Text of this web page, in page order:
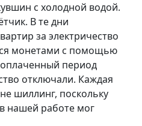
с холодной водой.
В те дни
за электричество
монетами с помощью
период
отключали. Каждая
шиллинг, поскольку
нашей работе мог